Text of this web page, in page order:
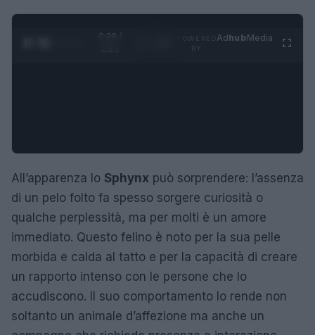
0:29 /
AdhubMedia
All’apparenza lo Sphynx può sorprendere: l’assenza
di un pelo folto fa spesso sorgere curiosità o
qualche perplessità, ma per molti è un amore
immediato. Questo felino è noto per la sua pelle
morbida e calda al tatto e per la capacità di creare
un rapporto intenso con le persone che lo
accudiscono. Il suo comportamento lo rende non
soltanto un animale d’affezione ma anche un